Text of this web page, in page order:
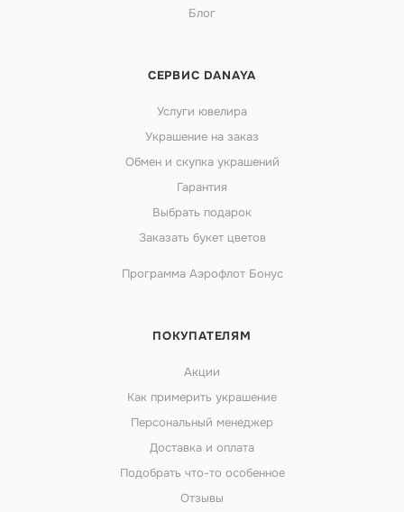
Блог
СЕРВИС DANAYA
Услуги ювелира
Украшение на заказ
Обмен и скупка украшений
Гарантия
Выбрать подарок
Заказать букет цветов
Программа Аэрофлот Бонус
ПОКУПАТЕЛЯМ
Акции
Как примерить украшение
Персональный менеджер
Доставка и оплата
Подобрать что-то особенное
Отзывы